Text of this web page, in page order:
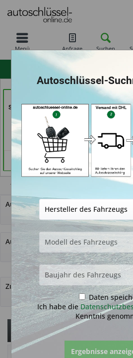
Menü Anfrage Suchen
Sicherheitstechnik Güler
GmbH (in Karlsruhe)
Händlerprofil
Schlüssel- u. DL
(in Dresden)
Telluride
Autoschlüssel mit Funk
Autoschlüssel nicht gefunden?
Zurück zur Übersicht
Filtern
Autoschlüssel-
Daten
Ich habe die
Kenntnis
Ergebnisse